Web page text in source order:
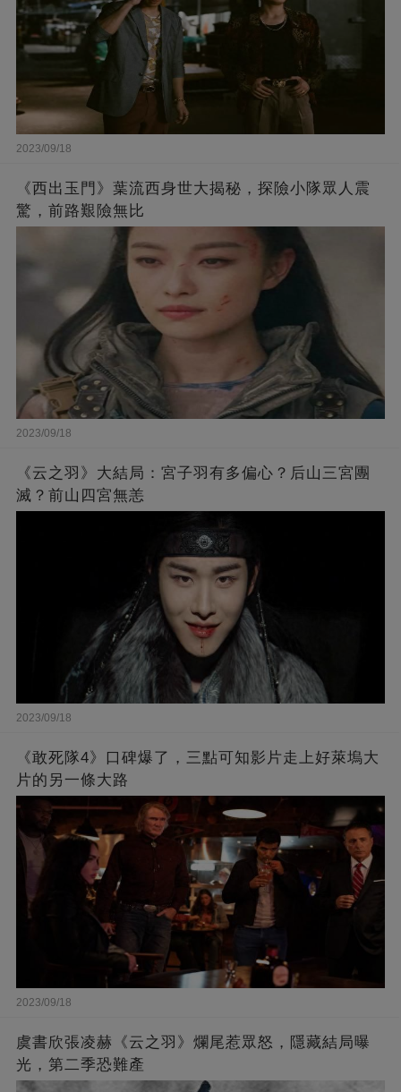
2023/09/18
《西出玉門》葉流西身世大揭秘，探險小隊眾人震
驚，前路艱險無比
2023/09/18
《云之羽》大結局：宮子羽有多偏心？后山三宮團
滅？前山四宮無恙
2023/09/18
《敢死隊4》口碑爆了，三點可知影片走上好萊塢大
片的另一條大路
2023/09/18
虞書欣張凌赫《云之羽》爛尾惹眾怒，隱藏結局曝
光，第二季恐難產